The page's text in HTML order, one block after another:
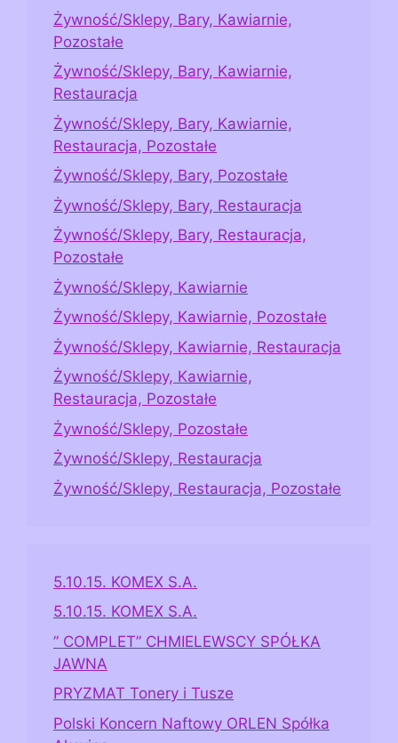
Żywność/Sklepy, Bary, Kawiarnie,
Pozostałe
Żywność/Sklepy, Bary, Kawiarnie,
Restauracja
Żywność/Sklepy, Bary, Kawiarnie,
Restauracja, Pozostałe
Żywność/Sklepy, Bary, Pozostałe
Żywność/Sklepy, Bary, Restauracja
Żywność/Sklepy, Bary, Restauracja,
Pozostałe
Żywność/Sklepy, Kawiarnie
Żywność/Sklepy, Kawiarnie, Pozostałe
Żywność/Sklepy, Kawiarnie, Restauracja
Żywność/Sklepy, Kawiarnie,
Restauracja, Pozostałe
Żywność/Sklepy, Pozostałe
Żywność/Sklepy, Restauracja
Żywność/Sklepy, Restauracja, Pozostałe
5.10.15. KOMEX S.A.
5.10.15. KOMEX S.A.
” COMPLET” CHMIELEWSCY SPÓŁKA
JAWNA
PRYZMAT Tonery i Tusze
Polski Koncern Naftowy ORLEN Spółka